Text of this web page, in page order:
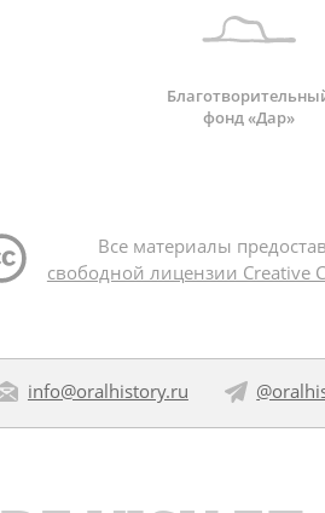
фонд «Дар»
Все материалы
свободной лицензии Creative
info@oralhistory.ru